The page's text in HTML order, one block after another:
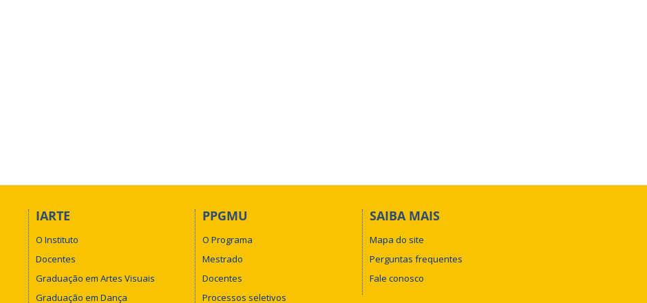
IARTE
O Instituto
Docentes
Graduação em Artes Visuais
Graduação em Dança
PPGMU
O Programa
Mestrado
Docentes
Processos seletivos
SAIBA MAIS
Mapa do site
Perguntas frequentes
Fale conosco